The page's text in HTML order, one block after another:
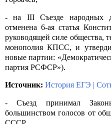
- на III
Съезде народных
отменена 6-ая статья
руководящей силе общества,
монополия КПСС, и
новые партии:
партия РСФСР»).
Источник: История ЕГЭ |
- Съезд принимал
большинством голосов от